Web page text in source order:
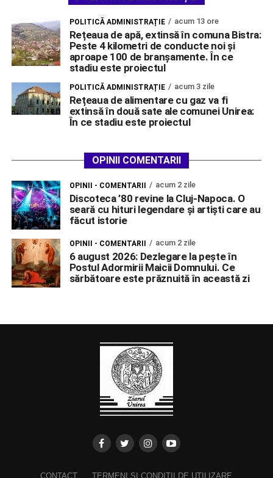
POLITICĂ ADMINISTRAȚIE acum 13 ore
Rețeaua de apă, extinsă în comuna Bistra:
Peste 4 kilometri de conducte noi și
aproape 100 de branșamente. În ce
stadiu este proiectul
POLITICĂ ADMINISTRAȚIE acum 3 zile
Rețeaua de alimentare cu gaz va fi
extinsă în două sate ale comunei Unirea:
În ce stadiu este proiectul
OPINII COMENTARII
OPINII - COMENTARII acum 2 zile
Discoteca ’80 revine la Cluj-Napoca. O
seară cu hituri legendare și artiști care au
făcut istorie
OPINII - COMENTARII acum 2 zile
6 august 2026: Dezlegare la pește în
Postul Adormirii Maicii Domnului. Ce
sărbătoare este prăznuită în această zi
CONTACT TERMENI ȘI CONDIȚII DE UTILIZARE